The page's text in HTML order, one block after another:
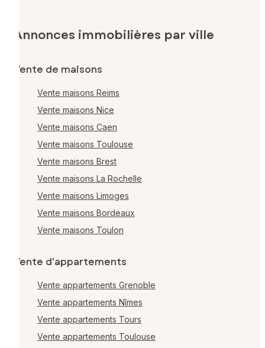
Annonces immobilières par ville
Vente de maisons
Vente maisons Reims
Vente maisons Nice
Vente maisons Caen
Vente maisons Toulouse
Vente maisons Brest
Vente maisons La Rochelle
Vente maisons Limoges
Vente maisons Bordeaux
Vente maisons Toulon
Vente d'appartements
Vente appartements Grenoble
Vente appartements Nîmes
Vente appartements Tours
Vente appartements Toulouse